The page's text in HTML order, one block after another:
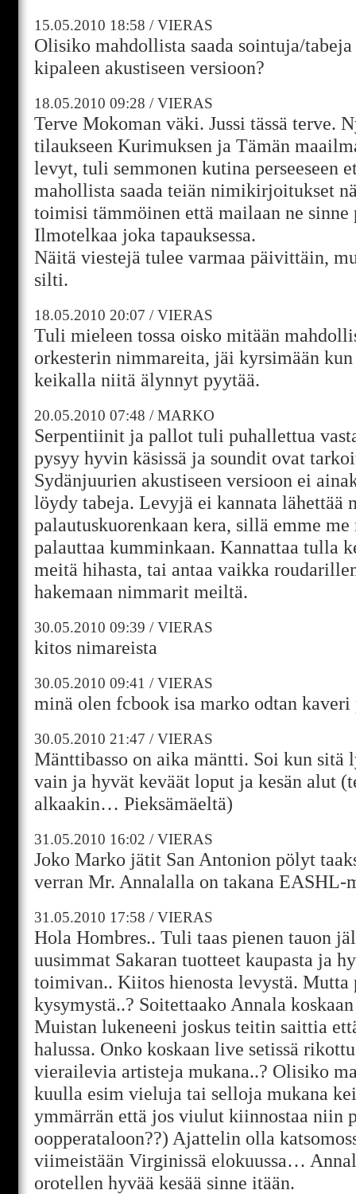
15.05.2010 18:58 /VIERAS
Olisiko mahdollista saada sointuja/
kipaleen akustiseen versioon?
18.05.2010 09:28 /VIERAS
Terve Mokoman väki. Jussi tässä terve.
tilaukseen Kurimuksen ja Tämän
levyt, tuli semmonen kutina perseeseen
mahollista saada teiän nimikirjoitukset
toimisi tämmöinen että mailaan ne sinne
Ilmotelkaa joka tapauksessa.
Näitä viestejä tulee varmaa päivittäin,
silti.
18.05.2010 20:07 /VIERAS
Tuli mieleen tossa oisko mitään
orkesterin nimmareita, jäi kyrsimään kun
keikalla niitä älynnyt pyytää.
20.05.2010 07:48 /MARKO
Serpentiinit ja pallot tuli puhallettua
pysyy hyvin käsissä ja soundit ovat
Sydänjuurien akustiseen versioon ei
löydy tabeja. Levyjä ei kannata lähettää
palautuskuorenkaan kera, sillä emme
palauttaa kumminkaan. Kannattaa tulla
meitä hihasta, tai antaa vaikka
hakemaan nimmarit meiltä.
30.05.2010 09:39 /VIERAS
kitos nimareista
30.05.2010 09:41 /VIERAS
minä olen fcbook isa marko odtan kaveri
30.05.2010 21:47 /VIERAS
Mänttibasso on aika mäntti. Soi kun
vain ja hyvät keväät loput ja kesän alut
alkaakin… Pieksämäeltä)
31.05.2010 16:02 /VIERAS
Joko Marko jätit San Antonion pölyt
verran Mr. Annalalla on takana EASHL-
31.05.2010 17:58 /VIERAS
Hola Hombres.. Tuli taas pienen tauon
uusimmat Sakaran tuotteet kaupasta ja
toimivan.. Kiitos hienosta levystä. Mutta
kysymystä..? Soitettaako Annala
Muistan lukeneeni joskus teitin saittia
halussa. Onko koskaan live setissä
vierailevia artisteja mukana..? Olisiko
kuulla esim vieluja tai selloja mukana
ymmärrän että jos viulut kiinnostaa niin
oopperataloon??) Ajattelin olla
viimeistään Virginissä elokuussa…
orotellen hyvää kesää sinne itään.